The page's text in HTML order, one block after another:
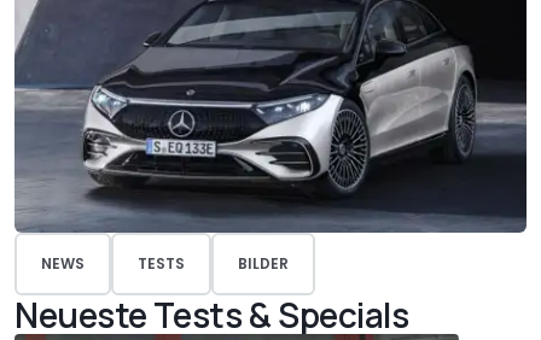
NEWS TESTS BILDER
Neueste Tests & Specials